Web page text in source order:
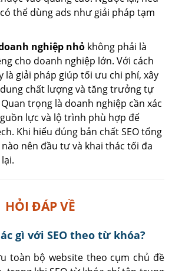
thể dùng ads như giải pháp tạm
nghiệp nhỏ không phải là
cho doanh nghiệp lớn. Với cách
là giải pháp giúp tối ưu chi phí, xây
chất lượng và tăng trưởng tự
trọng là doanh nghiệp cần xác
lực và lộ trình phù hợp để
Khi hiểu đúng bản chất SEO tổng
nên đầu tư và khai thác tối đa
HỎI ĐÁP VỀ
gì với SEO theo từ khóa?
toàn bộ website theo cụm chủ đề